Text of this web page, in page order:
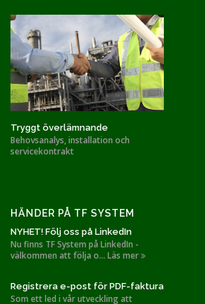
Tryggt överlämnande
Behovsanalys, installation och
servicekontrakt
HÄNDER PÅ TF SYSTEM
NYHET! Följ oss på LinkedIn
Nu finns TF System på LinkedIn -
välkommen att följa o... Läs mer
Registrera e-post för PDF-faktura
Som ett led i vår utveckling att